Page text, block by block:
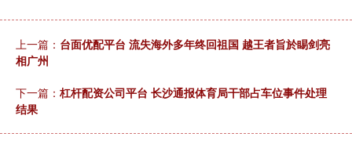
上一篇： 台面优配平台 流失海外多年终回祖国 越王者旨於睗剑亮
相广州
下一篇： 杠杆配资公司平台 长沙通报体育局干部占车位事件处理
结果